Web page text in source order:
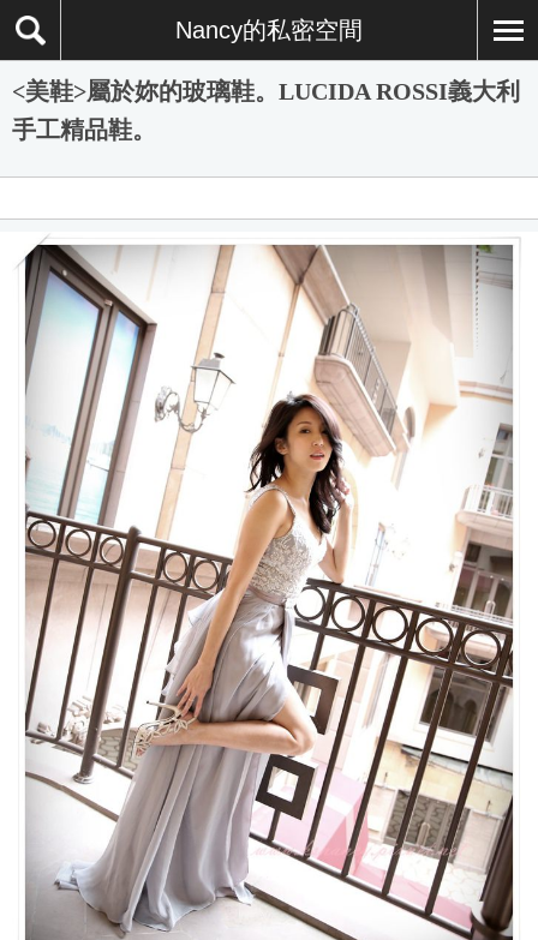
Nancy的私密空間
<美鞋>屬於妳的玻璃鞋。LUCIDA ROSSI義大利
手工精品鞋。